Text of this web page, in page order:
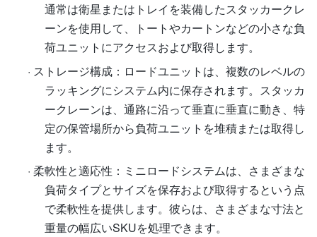
通常は衛星またはトレイを装備したスタッカークレ
ーンを使用して、トートやカートンなどの小さな負
荷ユニットにアクセスおよび取得します。
· ストレージ構成：ロードユニットは、複数のレベルの
ラッキングにシステム内に保存されます。スタッカ
ークレーンは、通路に沿って垂直に垂直に動き、特
定の保管場所から負荷ユニットを堆積または取得し
ます。
· 柔軟性と適応性：ミニロードシステムは、さまざまな
負荷タイプとサイズを保存および取得するという点
で柔軟性を提供します。彼らは、さまざまな寸法と
重量の幅広いSKUを処理できます。